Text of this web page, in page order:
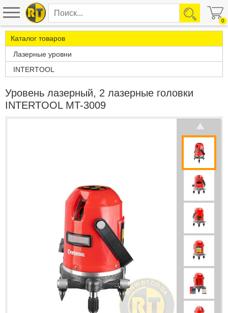
0
Каталог товаров
Лазерные уровни
INTERTOOL
Уровень лазерный, 2 лазерные головки
INTERTOOL MT-3009